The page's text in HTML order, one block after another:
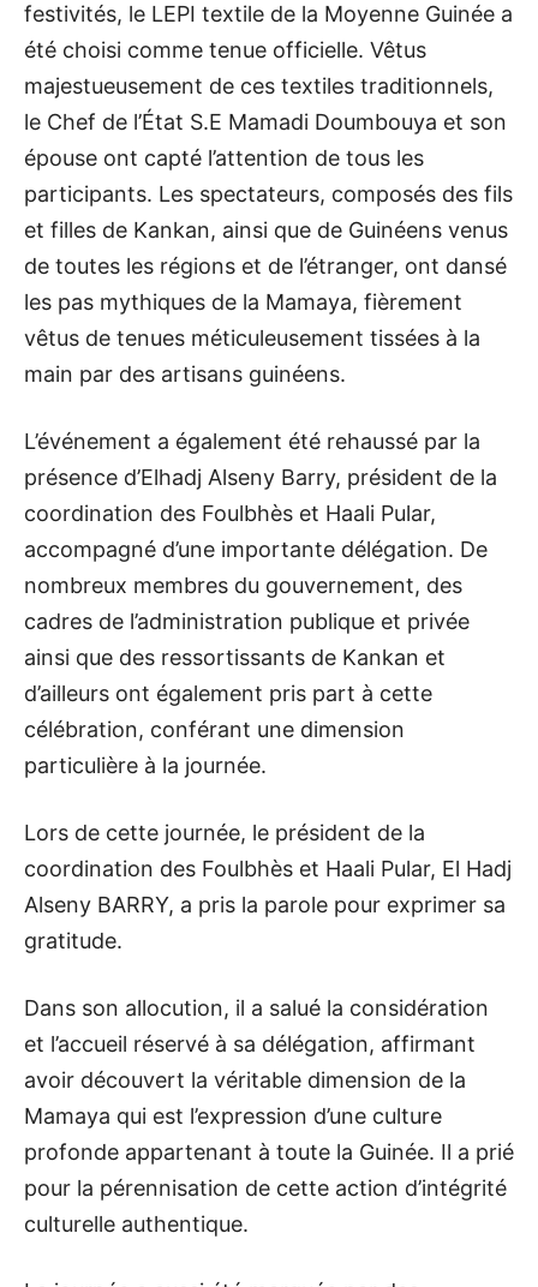
festivités, le LEPI textile de la Moyenne Guinée a
été choisi comme tenue officielle. Vêtus
majestueusement de ces textiles traditionnels,
le Chef de l’État S.E Mamadi Doumbouya et son
épouse ont capté l’attention de tous les
participants. Les spectateurs, composés des fils
et filles de Kankan, ainsi que de Guinéens venus
de toutes les régions et de l’étranger, ont dansé
les pas mythiques de la Mamaya, fièrement
vêtus de tenues méticuleusement tissées à la
main par des artisans guinéens.
L’événement a également été rehaussé par la
présence d’Elhadj Alseny Barry, président de la
coordination des Foulbhès et Haali Pular,
accompagné d’une importante délégation. De
nombreux membres du gouvernement, des
cadres de l’administration publique et privée
ainsi que des ressortissants de Kankan et
d’ailleurs ont également pris part à cette
célébration, conférant une dimension
particulière à la journée.
Lors de cette journée, le président de la
coordination des Foulbhès et Haali Pular, El Hadj
Alseny BARRY, a pris la parole pour exprimer sa
gratitude.
Dans son allocution, il a salué la considération
et l’accueil réservé à sa délégation, affirmant
avoir découvert la véritable dimension de la
Mamaya qui est l’expression d’une culture
profonde appartenant à toute la Guinée. Il a prié
pour la pérennisation de cette action d’intégrité
culturelle authentique.